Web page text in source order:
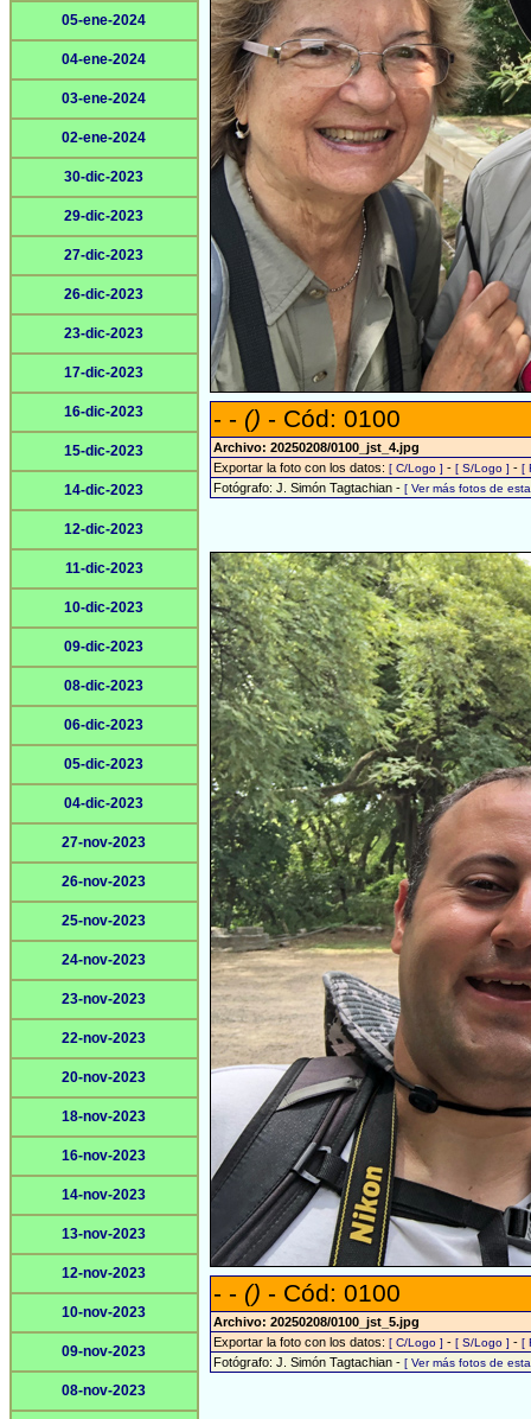
05-ene-2024
04-ene-2024
03-ene-2024
02-ene-2024
30-dic-2023
29-dic-2023
27-dic-2023
26-dic-2023
23-dic-2023
17-dic-2023
16-dic-2023
15-dic-2023
14-dic-2023
12-dic-2023
11-dic-2023
10-dic-2023
09-dic-2023
08-dic-2023
06-dic-2023
05-dic-2023
04-dic-2023
27-nov-2023
26-nov-2023
25-nov-2023
24-nov-2023
23-nov-2023
22-nov-2023
20-nov-2023
18-nov-2023
16-nov-2023
14-nov-2023
13-nov-2023
12-nov-2023
10-nov-2023
09-nov-2023
08-nov-2023
- - () - Cód: 0100
Archivo: 20250208/0100_jst_4.jpg
Exportar la foto con los datos: [ C/Logo ] - [ S/Logo ] - [
Fotógrafo: J. Simón Tagtachian - [ Ver más fotos de
- - () - Cód: 0100
Archivo: 20250208/0100_jst_5.jpg
Exportar la foto con los datos: [ C/Logo ] - [ S/Logo ] - [
Fotógrafo: J. Simón Tagtachian - [ Ver más fotos de